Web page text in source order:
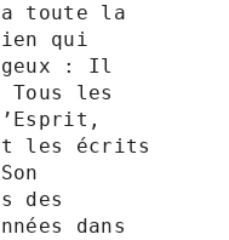
toute la
qui
: Il
les
les écrits
des
dans